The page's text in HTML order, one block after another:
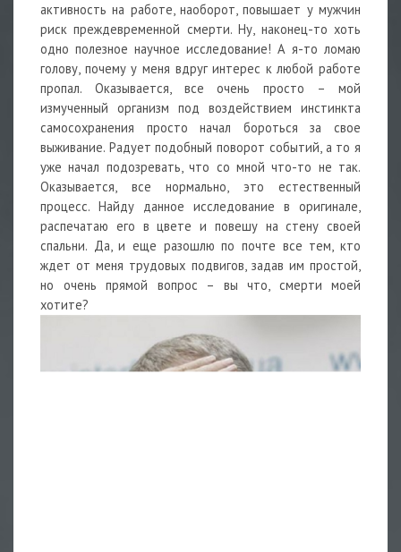
активность на работе, наоборот, повышает у мужчин
риск преждевременной смерти. Ну, наконец-то хоть
одно полезное научное исследование! А я-то ломаю
голову, почему у меня вдруг интерес к любой работе
пропал. Оказывается, все очень просто – мой
измученный организм под воздействием инстинкта
самосохранения просто начал бороться за свое
выживание. Радует подобный поворот событий, а то я
уже начал подозревать, что со мной что-то не так.
Оказывается, все нормально, это естественный
процесс. Найду данное исследование в оригинале,
распечатаю его в цвете и повешу на стену своей
спальни. Да, и еще разошлю по почте все тем, кто
ждет от меня трудовых подвигов, задав им простой,
но очень прямой вопрос – вы что, смерти моей
хотите?